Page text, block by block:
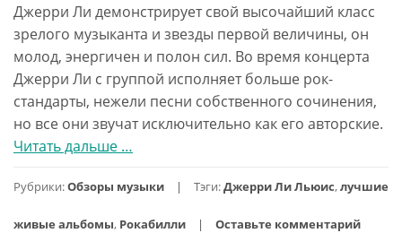
Джерри Ли демонстрирует свой высочайший класс
зрелого музыканта и звезды первой величины, он
молод, энергичен и полон сил. Во время концерта
Джерри Ли с группой исполняет больше рок-
стандарты, нежели песни собственного сочинения,
но все они звучат исключительно как его авторские.
Читать дальше проЛучший
рок-
…
Рубрики:Обзоры музыки Тэги:Джерри Ли Льюис,лучшие
живые альбомы, Рокабилли Оставьте комментарий